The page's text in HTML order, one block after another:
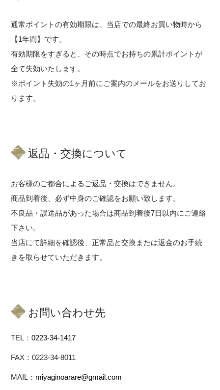
通常ポイントの有効期限は、当店での最終お買い物時から
【1年間】です。
有効期限をすぎると、その時点でお持ちの累計ポイントが
全て失効いたします。
※ポイント失効の1ヶ月前にご案内のメールをお送りしてお
ります。
返品・交換について
お客様のご都合によるご返品・交換はできません。
商品到着後、必ず中身のご確認をお願い致します。
不良品・誤送品があった場合は商品到着後7日以内にご連絡
下さい。
当店にて詳細を確認後、正常品と交換または返金のお手続
きを取らせていただきます。
お問い合わせ先
TEL：0223-34-1417
FAX：0223-34-8011
MAIL： miyaginoarare@gmail.com